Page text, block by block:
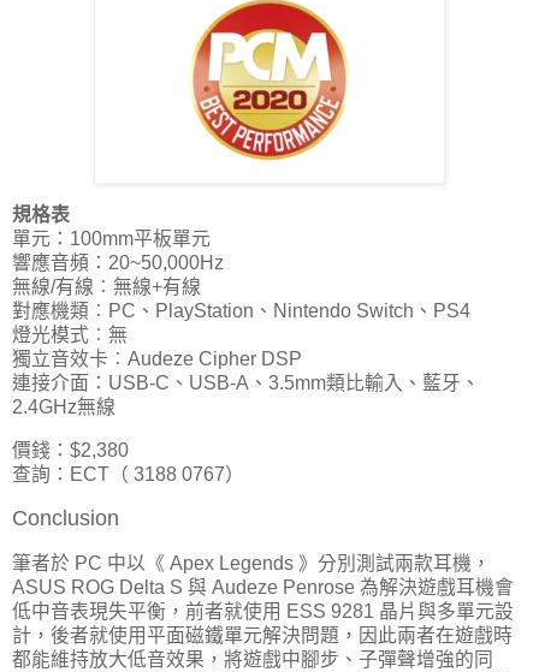
規格表
單元：100mm平板單元
響應音頻：20~50,000Hz
無線/有線︰無線+有線
對應機類︰PC、PlayStation、Nintendo Switch、PS4
燈光模式︰無
獨立音效卡︰Audeze Cipher DSP
連接介面：USB-C、USB-A、3.5mm類比輸入、藍牙、
2.4GHz無線
價錢：$2,380
查詢：ECT（ 3188 0767）
Conclusion
筆者於 PC 中以《 Apex Legends 》分別測試兩款耳機，
ASUS ROG Delta S 與 Audeze Penrose 為解決遊戲耳機會
低中音表現失平衡，前者就使用 ESS 9281 晶片與多單元設
計，後者就使用平面磁鐵單元解決問題，因此兩者在遊戲時
都能維持放大低音效果，將遊戲中腳步、子彈聲增強的同